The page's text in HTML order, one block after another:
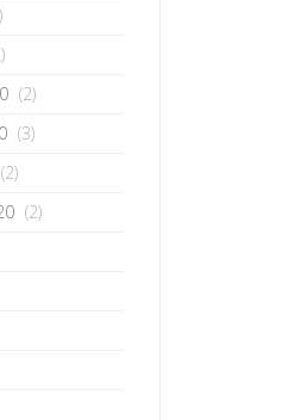
(2)
(3)
(2)
(2)